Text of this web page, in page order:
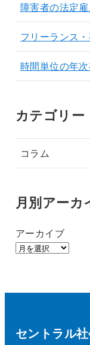
障害者の法定
フリーランス
時間単位の年
カテゴリー
コラム
月別アーカ
アーカイブ
セントラル